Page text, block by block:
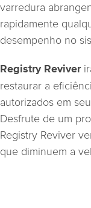
varredura
rapidamente
desempenho no
Registry Reviver
restaurar a
autorizados em
Desfrute de um
Registry Reviver
que diminuem a